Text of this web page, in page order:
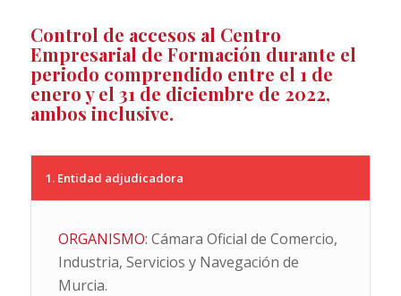
Control de accesos al Centro
Empresarial de Formación durante el
periodo comprendido entre el 1 de
enero y el 31 de diciembre de 2022,
ambos inclusive.
1. Entidad adjudicadora
ORGANISMO: Cámara Oficial de Comercio,
Industria, Servicios y Navegación de
Murcia.